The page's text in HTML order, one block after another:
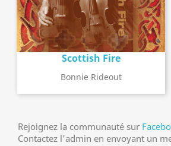
Scottish Fire
Bonnie Rideout
Rejoignez la communauté sur
Contactez l'admin en envoyant un